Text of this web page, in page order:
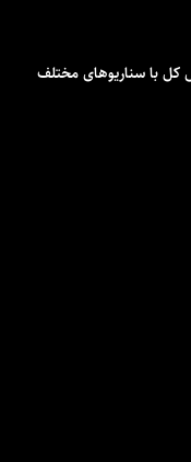
با سناریوهای مختلف